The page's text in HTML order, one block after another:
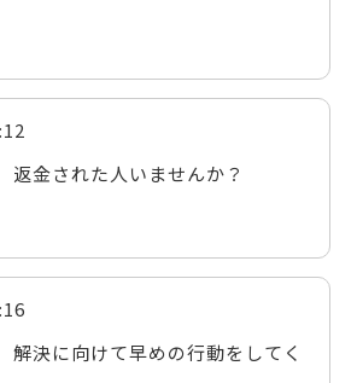
金された人いませんか？
決に向けて早めの行動をしてく